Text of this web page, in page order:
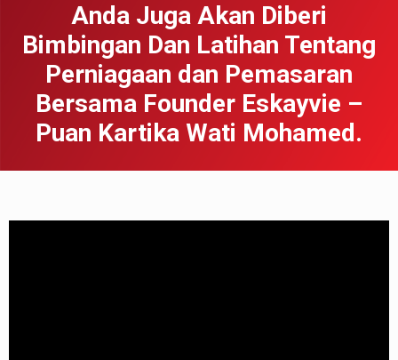
Anda Juga Akan Diberi
Bimbingan Dan Latihan Tentang
Perniagaan dan Pemasaran
Bersama Founder Eskayvie –
Puan Kartika Wati Mohamed.